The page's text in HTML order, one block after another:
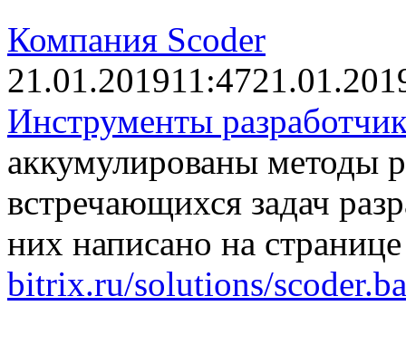
Компания Scoder
21.01.201911:47
Инструменты
аккумулированы методы
встречающихся задач
них написано на
bitrix.ru/solutions/